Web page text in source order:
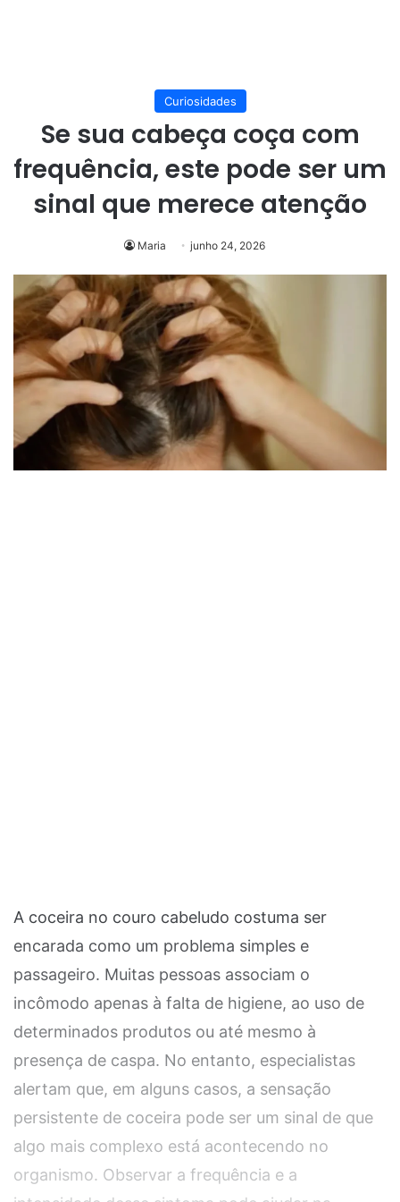
Curiosidades
Se sua cabeça coça com
frequência, este pode ser um
sinal que merece atenção
Maria junho 24, 2026
A coceira no couro cabeludo costuma ser
encarada como um problema simples e
passageiro. Muitas pessoas associam o
incômodo apenas à falta de higiene, ao uso de
determinados produtos ou até mesmo à
presença de caspa. No entanto, especialistas
alertam que, em alguns casos, a sensação
persistente de coceira pode ser um sinal de que
algo mais complexo está acontecendo no
organismo. Observar a frequência e a